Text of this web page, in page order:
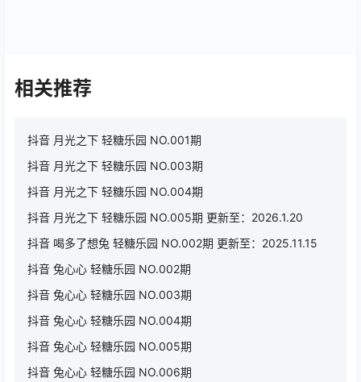
相关推荐
抖音 月光之下 轻糖乐园 NO.001期
抖音 月光之下 轻糖乐园 NO.003期
抖音 月光之下 轻糖乐园 NO.004期
抖音 月光之下 轻糖乐园 NO.005期 更新至：2026.1.20
抖音 喝多了想兔 轻糖乐园 NO.002期 更新至：2025.11.15
抖音 兔心心 轻糖乐园 NO.002期
抖音 兔心心 轻糖乐园 NO.003期
抖音 兔心心 轻糖乐园 NO.004期
抖音 兔心心 轻糖乐园 NO.005期
抖音 兔心心 轻糖乐园 NO.006期